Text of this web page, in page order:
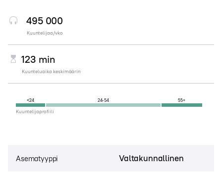
495 000
Kuuntelijaa/vko
123 min
Kuunteluaika keskimäärin
<24 24-54 55+
Kuuntelijaprofiili
Asematyyppi Valtakunnallinen